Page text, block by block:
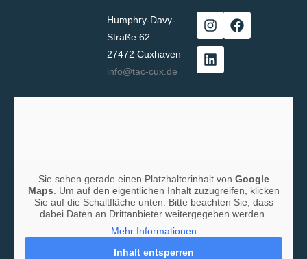
Humphry-Davy-
Straße 62
27472 Cuxhaven
info@tac-cux.de
Sie sehen gerade einen Platzhalterinhalt von Google
Maps . Um auf den eigentlichen Inhalt zuzugreifen, klicken
Sie auf die Schaltfläche unten. Bitte beachten Sie, dass
dabei Daten an Drittanbieter weitergegeben werden.
Mehr Informationen
Inhalt entsperren